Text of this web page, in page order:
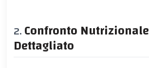
Confronto Nutrizionale
Dettagliato